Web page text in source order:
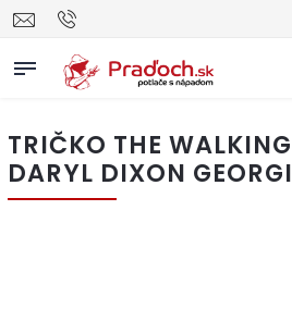
TRIČKO THE
DARYL DIXON